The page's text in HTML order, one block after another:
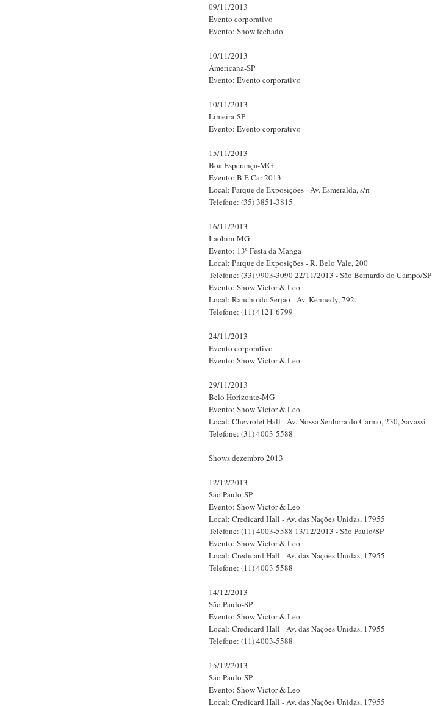
09/11/2013
Evento corporativo
Evento: Show fechado
10/11/2013
Americana-SP
Evento: Evento corporativo
10/11/2013
Limeira-SP
Evento: Evento corporativo
15/11/2013
Boa Esperança-MG
Evento: B.E Car 2013
Local: Parque de Exposições - Av. Esmeralda, s/n
Telefone: (35) 3851-3815
16/11/2013
Itaobim-MG
Evento: 13ª Festa da Manga
Local: Parque de Exposições - R. Belo Vale, 200
Telefone: (33) 9903-3090 22/11/2013 - São Bernardo do Campo/SP
Evento: Show Victor & Leo
Local: Rancho do Serjão - Av. Kennedy, 792.
Telefone: (11) 4121-6799
24/11/2013
Evento corporativo
Evento: Show Victor & Leo
29/11/2013
Belo Horizonte-MG
Evento: Show Victor & Leo
Local: Chevrolet Hall - Av. Nossa Senhora do Carmo, 230, Savassi
Telefone: (31) 4003-5588
Shows dezembro 2013
12/12/2013
São Paulo-SP
Evento: Show Victor & Leo
Local: Credicard Hall - Av. das Nações Unidas, 17955
Telefone: (11) 4003-5588 13/12/2013 - São Paulo/SP
Evento: Show Victor & Leo
Local: Credicard Hall - Av. das Nações Unidas, 17955
Telefone: (11) 4003-5588
14/12/2013
São Paulo-SP
Evento: Show Victor & Leo
Local: Credicard Hall - Av. das Nações Unidas, 17955
Telefone: (11) 4003-5588
15/12/2013
São Paulo-SP
Evento: Show Victor & Leo
Local: Credicard Hall - Av. das Nações Unidas, 17955